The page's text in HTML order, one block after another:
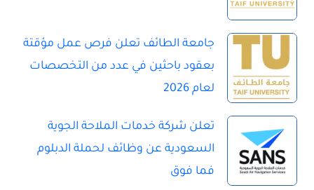
جامعة الطائف تعلن فرص عمل مؤقتة
بعقود باحثين في عدد من التخصصات
لعام 2026
تعلن شركة خدمات الملاحة الجوية
السعودية عن وظائف لحملة الدبلوم
فما فوق